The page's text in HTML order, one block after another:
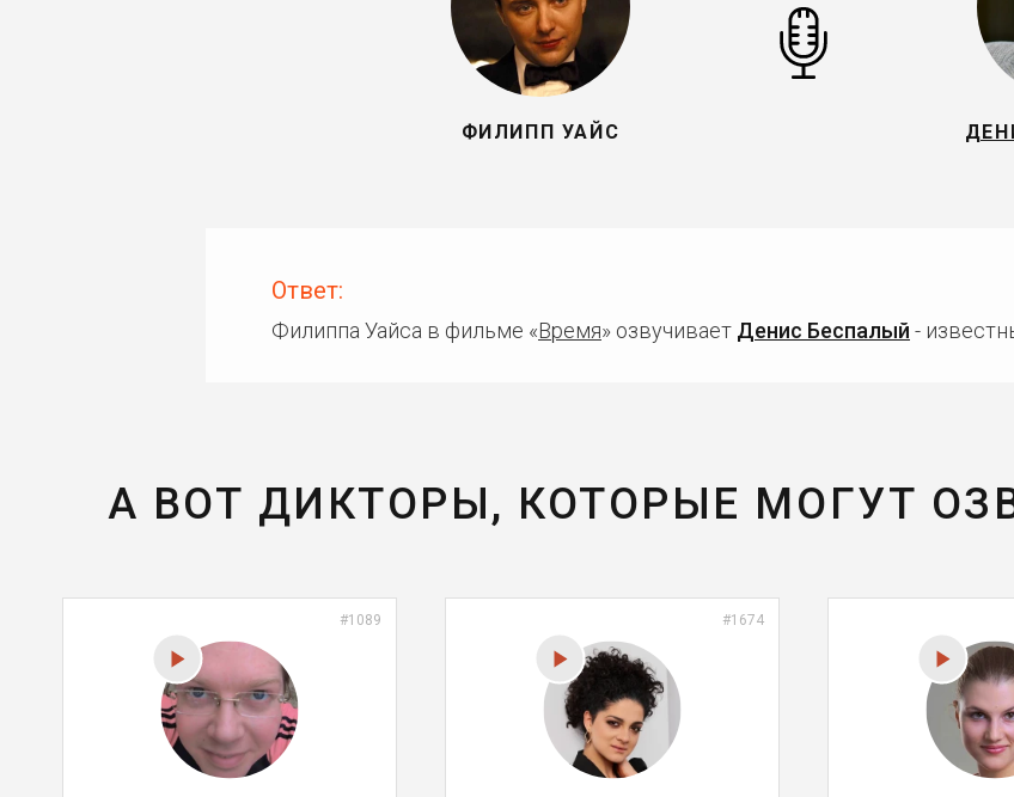
ФИЛИПП УАЙС
Ответ:
Филиппа Уайса в фильме «Время» озвучивает Денис Беспалый -
А ВОТ ДИКТОРЫ, КОТОРЫЕ МОГУТ
#1089 #1674